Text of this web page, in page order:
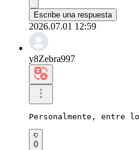
Escribe una respuesta
2026.07.01 12:59
y8Zebra997
Personalmente, entre
0